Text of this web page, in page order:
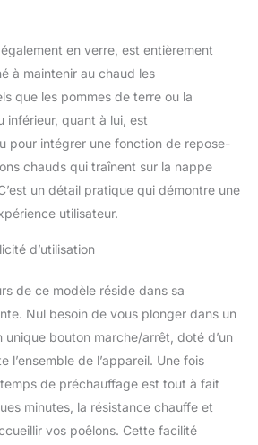
en verre, est entièrement
à maintenir au chaud les
que les pommes de terre ou la
inférieur, quant à lui, est
pour intégrer une fonction de repose-
chauds qui traînent sur la nappe
un détail pratique qui démontre une
utilisateur.
d’utilisation
de ce modèle réside dans sa
Nul besoin de vous plonger dans un
unique bouton marche/arrêt, doté d’un
l’ensemble de l’appareil. Une fois
de préchauffage est tout à fait
minutes, la résistance chauffe et
vos poêlons. Cette facilité